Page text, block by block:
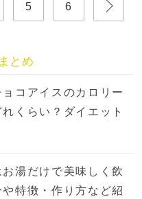
5 6
とめ
コアイスのカロリー
くらい？ダイエット
湯だけで美味しく飲
特徴・作り方など紹